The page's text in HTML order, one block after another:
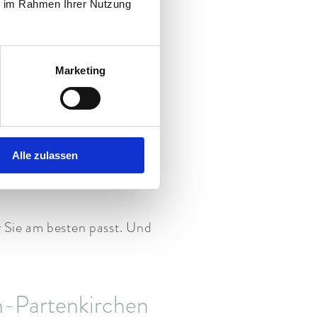
Rahmen Ihrer Nutzung
Marketing
Alle zulassen
Arbeitstag
am besten passt. Und
Partenkirchen